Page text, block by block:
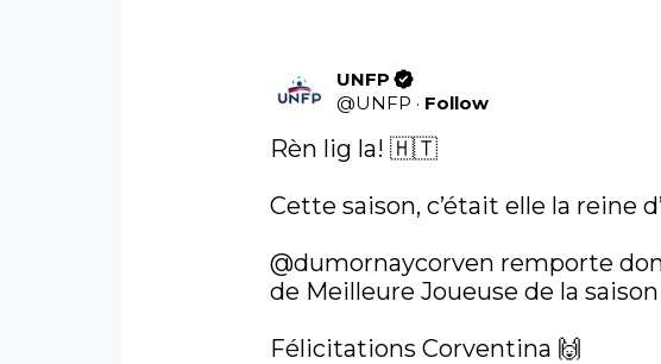
UNFP
@UNFP · Follow
Rèn lig la! 🇭🇹
Cette saison, c’était elle la reine
@dumornaycorven remporte
de Meilleure Joueuse de la
Félicitations Corventina 🙌